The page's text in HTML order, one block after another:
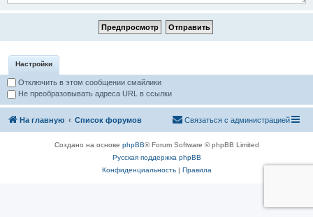
Настройки
Отключить в этом сообщении смайлики
Не преобразовывать адреса URL в ссылки
На главную Список форумов Связаться с администрацией
Создано на основе phpBB® Forum Software © phpBB Limited
Русская поддержка phpBB
Конфиденциальность| Правила